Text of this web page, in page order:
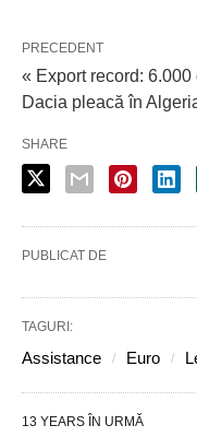
PRECEDENT
« Export record:
Dacia pleacă în
SHARE
PUBLICAT DE
TAGURI:
Assistance Euro
13 YEARS ÎN URMĂ